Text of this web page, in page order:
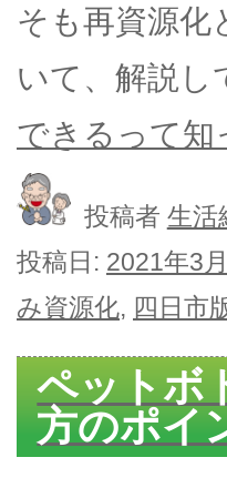
そも再資源化
いて、解説
できるって知
投稿者 生活
投稿日: 2021年3
み資源化, 四日市
ペットボ
方のポイ